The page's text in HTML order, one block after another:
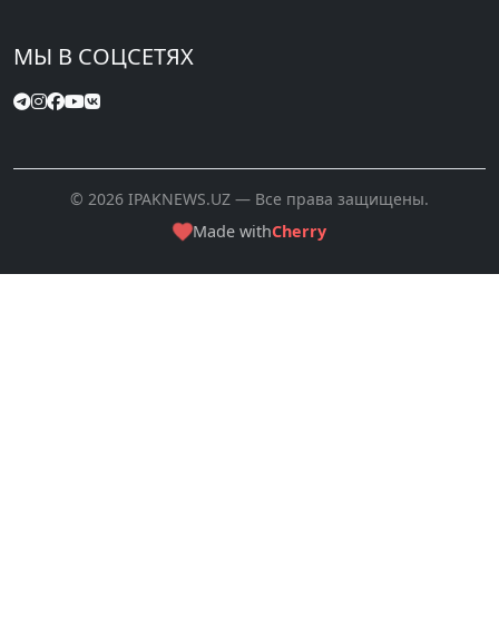
МЫ В СОЦСЕТЯХ
© 2026 IPAKNEWS.UZ — Все права защищены.
Made withCherry